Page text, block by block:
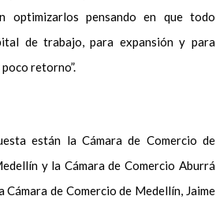
optimizarlos pensando en que todo
de trabajo, para expansión y para
retorno”.
están la Cámara de Comercio de
y la Cámara de Comercio Aburrá
de Comercio de Medellín, Jaime